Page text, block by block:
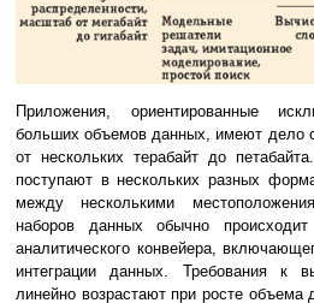
Приложения, ориентированные
больших объемов данных, имеют дело
от нескольких терабайт до
поступают в нескольких разных
между несколькими
наборов данных обычно
аналитического конвейера,
интеграции данных. Требования к
линейно возрастают при росте объема